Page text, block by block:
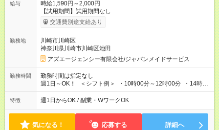
給与
時給1,590円～2,000円
【試用期間】試用期間なし
交通費別途支給あり
勤務地
川崎市川崎区
神奈川県川崎市川崎区池田
アズエージェンシー有限会社/ジャパンメイドサービス
勤務時間
勤務時間は指定なし
週1日～OK！ ＜シフト例＞ ・10時00分～12時00分 ・14時00
分～16時00分 ※勤務帯は複数あります！ ＼働き方のご希望を
聞かせてください！／ 気になることはなんでも相談してくださ
特徴 週1日からOK / 副業・WワークOK
気になる！ 応募する 詳細へ